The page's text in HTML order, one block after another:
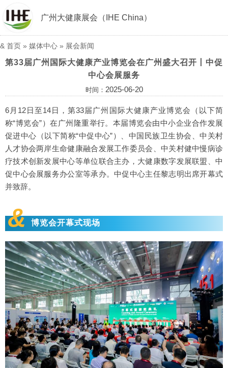
广州大健康展会（IHE China）
& 首页 » 媒体中心 » 展会新闻
第33届广州国际大健康产业博览会在广州盛大召开丨中促
中心会展服务
时间： 2025-06-20
6月12日至14日，第33届广州国际大健康产业博览会（以下简
称“博览会”）在广州隆重举行。本届博览会由中小企业合作发展
促进中心（以下简称“中促中心”）、中国民族卫生协会、中关村
人才协会两岸生命健康融合发展工作委员会、中关村健中慢病诊
疗技术创新发展中心等单位联合主办，大健康数字发展联盟、中
促中心会展服务办公室等承办。中促中心主任黎志明出席开幕式
并致辞。
& 博览会开幕式现场